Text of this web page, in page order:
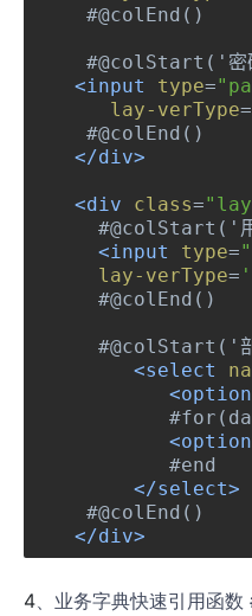
#@colEnd()
#@colStart('
<input
type=
lay-verType=
#@colEnd()
</div>
<div class=
#@colStart('
<input
type=
lay-verType=
#@colEnd()
#@colStart('
<select
<option
<option
#end
</select>
#@colEnd()
</div>
4、业务字典快速引用函数